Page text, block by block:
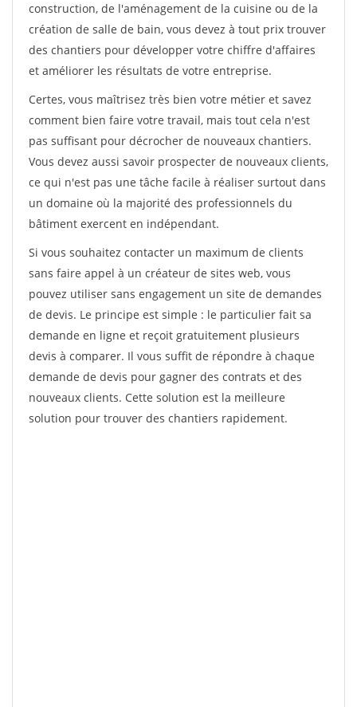
construction, de l'aménagement de la cuisine ou de la
création de salle de bain, vous devez à tout prix trouver
des chantiers pour développer votre chiffre d'affaires
et améliorer les résultats de votre entreprise.
Certes, vous maîtrisez très bien votre métier et savez
comment bien faire votre travail, mais tout cela n'est
pas suffisant pour décrocher de nouveaux chantiers.
Vous devez aussi savoir prospecter de nouveaux clients,
ce qui n'est pas une tâche facile à réaliser surtout dans
un domaine où la majorité des professionnels du
bâtiment exercent en indépendant.
Si vous souhaitez contacter un maximum de clients
sans faire appel à un créateur de sites web, vous
pouvez utiliser sans engagement un site de demandes
de devis. Le principe est simple : le particulier fait sa
demande en ligne et reçoit gratuitement plusieurs
devis à comparer. Il vous suffit de répondre à chaque
demande de devis pour gagner des contrats et des
nouveaux clients. Cette solution est la meilleure
solution pour trouver des chantiers rapidement.